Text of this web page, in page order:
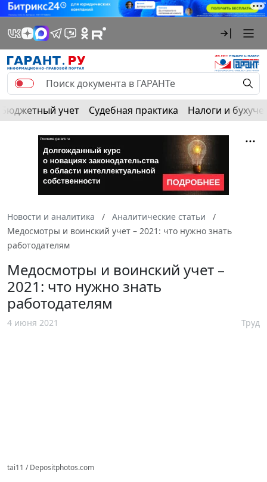
Бюджетный учет Судебная практика Налоги и
Новости и аналитика
Аналитические статьи
Медосмотры и воинский учет – 2021: что нужно знать
работодателям
Медосмотры и воинский учет –
2021: что нужно знать
работодателям
4 июня 2021 Труд
tai11 / Depositphotos.com